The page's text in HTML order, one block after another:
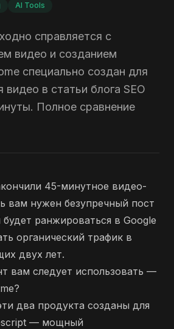
AI Tools
справляется с
видео и созданием
специально создан для
видео в статьи блога SEO
Полное сравнение
45-минутное видео-
вам нужен безупречный пост
ранжироваться в Google
органический трафик в
двух лет.
вам следует использовать —
два продукта созданы для
— мощный